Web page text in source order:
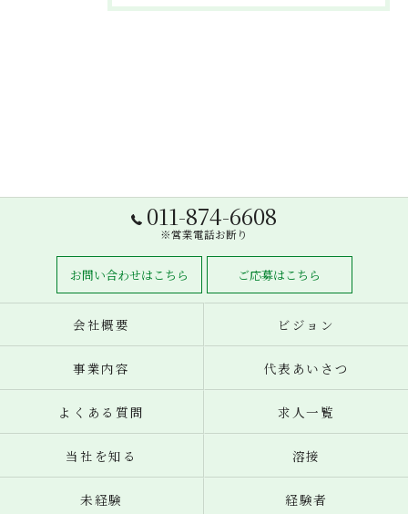
011-874-6608
※営業電話お断り
お問い合わせはこちら ご応募はこちら
会社概要 ビジョン
事業内容 代表あいさつ
よくある質問 求人一覧
当社を知る 溶接
未経験 経験者